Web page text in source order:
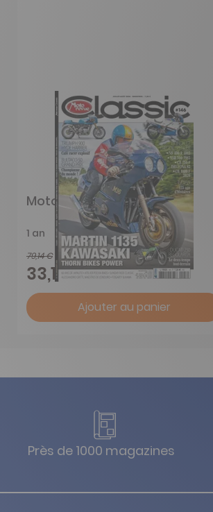
Moto Revue Classic
1 an
79,14 €
33,15 € -58%
Ajouter au panier
Près de 1000 magazines